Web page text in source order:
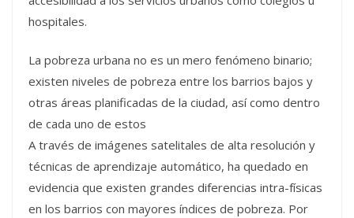
hospitales.
La pobreza urbana no es un mero fenómeno binario;
existen niveles de pobreza entre los barrios bajos y
otras áreas planificadas de la ciudad, así como dentro
de cada uno de estos
A través de imágenes satelitales de alta resolución y
técnicas de aprendizaje automático, ha quedado en
evidencia que existen grandes diferencias intra-físicas
en los barrios con mayores índices de pobreza. Por